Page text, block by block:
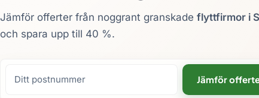
Jämför offerter från noggrant granskade flyttfirmor i
och spara upp till 40 %.
Jämför